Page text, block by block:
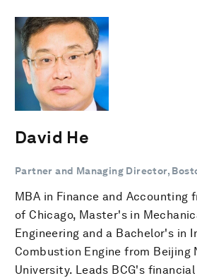
David He
Partner and Managing Director,
MBA in Finance and Accounting
of Chicago, Master's in
Engineering and a Bachelor's in
Combustion Engine from Beijing
University. Leads BCG's